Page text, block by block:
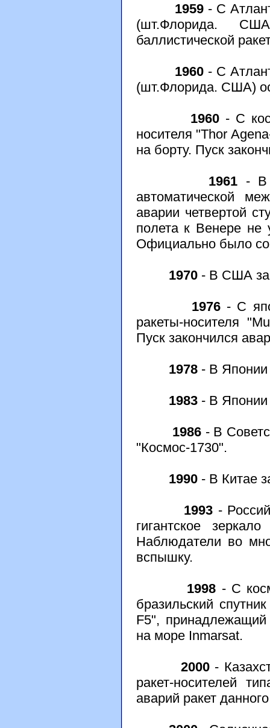
1959- С
(шт.Флорида.
баллистической
1960- С
(шт.Флорида. США)
1960 - С
носителя "Thor
на борту. Пуск
1961 - В
автоматической
аварии четвертой
полета к Венере не
Официально было
1970- В США
1976- С
ракеты-носителя
Пуск закончился
1978- В Японии
1983- В Японии
1986- В
"Космос-1730".
1990- В Китае
1993-
гигантское
Наблюдатели во
вспышку.
1998 - С
бразильский
F5", принадлежащий
на море Inmarsat.
2000 -
ракет-носителей
аварий ракет